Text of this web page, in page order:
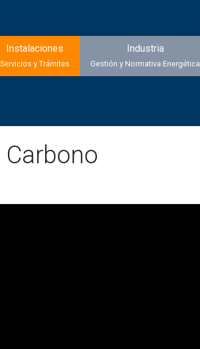
Instalaciones
Servicios y Trámites
Industria
Gestión y Normativa Energética